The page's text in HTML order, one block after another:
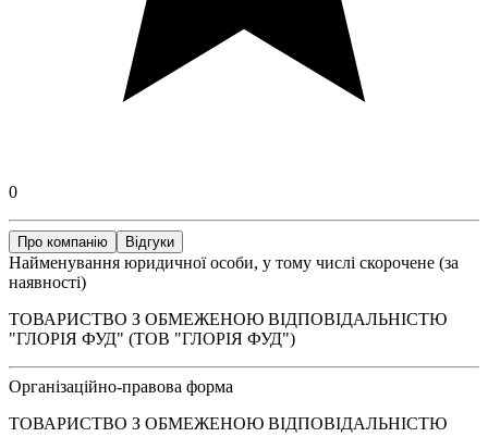
0
Про компанію Відгуки
Найменування юридичної особи, у тому числі скорочене (за
наявності)
ТОВАРИСТВО З ОБМЕЖЕНОЮ ВІДПОВІДАЛЬНІСТЮ
"ГЛОРІЯ ФУД" (ТОВ "ГЛОРІЯ ФУД")
Організаційно-правова форма
ТОВАРИСТВО З ОБМЕЖЕНОЮ ВІДПОВІДАЛЬНІСТЮ